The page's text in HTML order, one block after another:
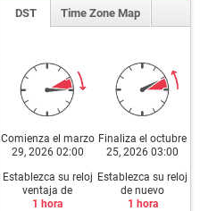
DST Time Zone Map
Comienza el marzo
29, 2026 02:00
Establezca su reloj
ventaja de
1 hora
Finaliza el octubre
25, 2026 03:00
Establezca su reloj
de nuevo
1 hora